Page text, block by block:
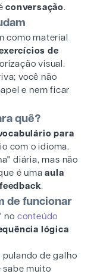
conversação.
como material
de
visual.
você não
e nem ficar
quê?
para
com o idioma.
diária, mas não
é umaaula
feedback.
de funcionar
no conteúdo
lógica
pulando de galho
sabe muito